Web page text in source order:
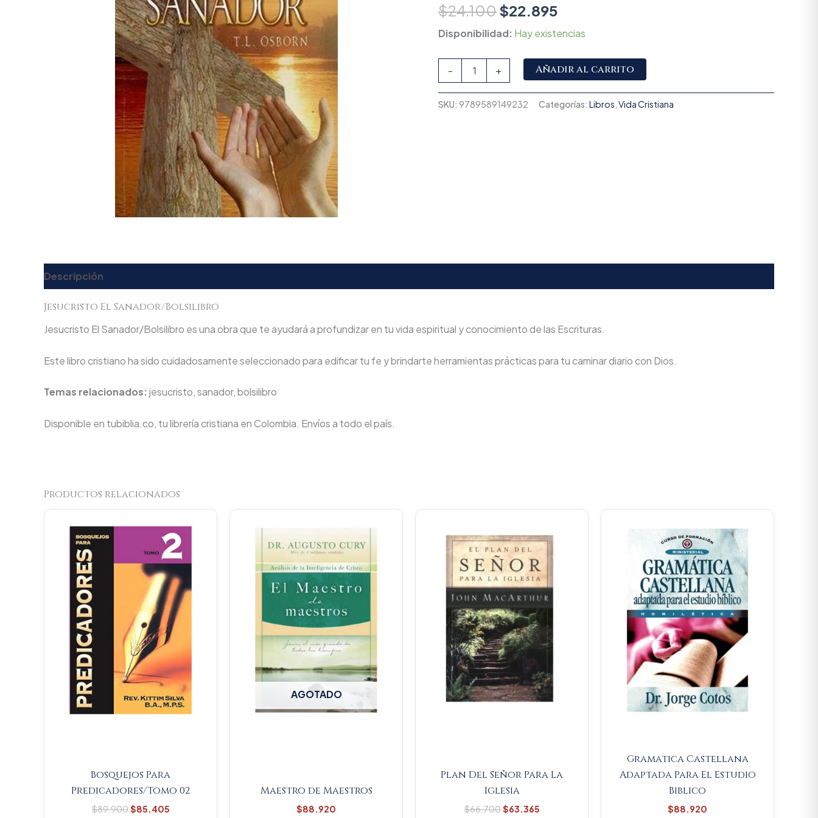
$24.100$22.895
Disponibilidad: Hay existencias
- + Añadir al carrito
SKU: 9789589149232 Categorías: Libros,Vida Cristiana
Descripción
Jesucristo El Sanador/Bolsilibro
Jesucristo El Sanador/Bolsilibro es una obra que te ayudará a profundizar en tu vida espiritual y conocimiento de las Escrituras.
Este libro cristiano ha sido cuidadosamente seleccionado para edificar tu fe y brindarte herramientas prácticas para tu caminar diario con Dios.
Temas relacionados: jesucristo, sanador, bolsilibro
Disponible en tubiblia.co, tu librería cristiana en Colombia. Envíos a todo el país.
Productos relacionados
Bosquejos Para
Predicadores/Tomo 02
$89.900
price
$89.900.
$85.405
price
is:
$85.405.
AGOTADO
Maestro de Maestros
$88.920
Plan Del Señor Para La
Iglesia
$66.700
was:
$66.700.
$63.365
is:
$63.365.
Gramatica Castellana
Adaptada Para El Estudio
Biblico
$88.920